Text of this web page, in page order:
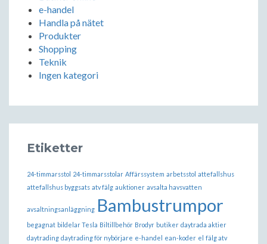
e-handel
Handla på nätet
Produkter
Shopping
Teknik
Ingen kategori
Etiketter
24-timmarsstol 24-timmarsstolar Affärssystem arbetsstol attefallshus
attefallshus byggsats atv fälg auktioner avsalta havsvatten
avsaltningsanläggning Bambustrumpor
begagnat bildelar Tesla Biltillbehör Brodyr butiker daytrada aktier
daytrading daytrading för nybörjare e-handel ean-koder el fälg atv